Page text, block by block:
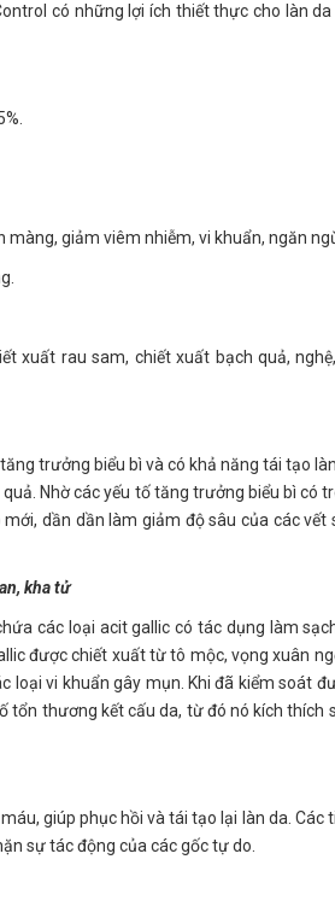
có những lợi ích thiết thực cho làn
giảm viêm nhiễm, vi khuẩn, ngăn
xuất rau sam, chiết xuất bạch quả,
trưởng biểu bì và có khả năng tái tạo
Nhờ các yếu tố tăng trưởng biểu bì có
dần dần làm giảm độ sâu của các vết
kha tử
các loại acit gallic có tác dụng làm
được chiết xuất từ tô mộc, vọng xuân
vi khuẩn gây mụn. Khi đã kiểm soát
tổn thương kết cấu da, từ đó nó kích thích
giúp phục hồi và tái tạo lại làn da. Các
sự tác động của các gốc tự do.